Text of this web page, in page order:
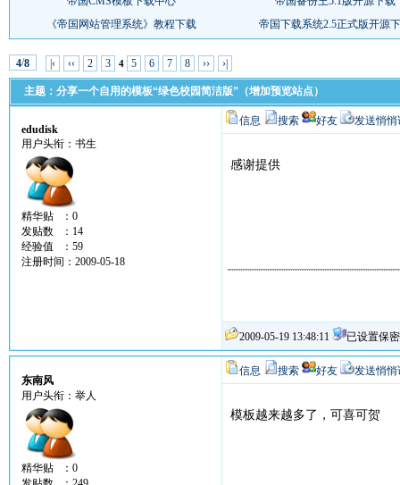
4/8 |‹ ‹‹ 2 3 4 5 6 7 8 ›› ›|
主题：分享一个自用的模板“绿色校园简洁版”（增加预览站点）
edudisk
用户头衔：书生
精华贴 ：0
发贴数 ：14
经验值 ：59
注册时间：2009-05-18
信息 搜索 好友 发送悄悄
感谢提供
2009-05-19 13:48:11 已设置保密
东南风
用户头衔：举人
精华贴 ：0
信息 搜索 好友 发送悄悄
模板越来越多了，可喜可贺